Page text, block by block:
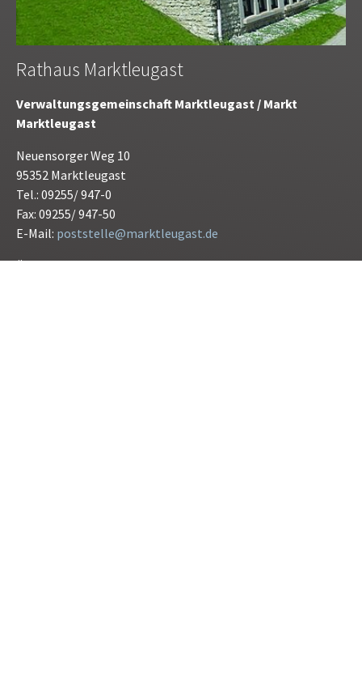
Rathaus Marktleugast
Verwaltungsgemeinschaft Marktleugast / Markt
Marktleugast
Neuensorger Weg 10
95352 Marktleugast
Tel.: 09255/ 947-0
Fax: 09255/ 947-50
E-Mail: poststelle@marktleugast.de
Öffnunszeiten: